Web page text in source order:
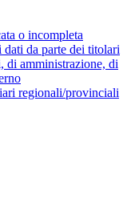
o incompleta
dati da parte dei titolari
di amministrazione, di
regionali/provinciali